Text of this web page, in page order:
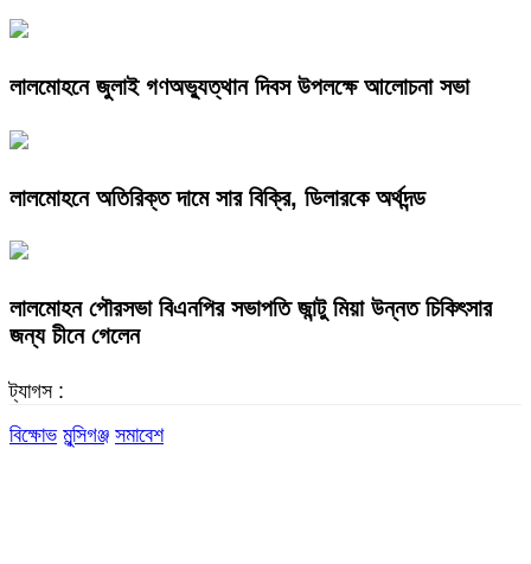
লালমোহনে জুলাই গণঅভ্যুত্থান দিবস উপলক্ষে আলোচনা সভা
লালমোহনে অতিরিক্ত দামে সার বিক্রি, ডিলারকে অর্থদন্ড
লালমোহন পৌরসভা বিএনপির সভাপতি জান্টু মিয়া উন্নত চিকিৎসার
জন্য চীনে গেলেন
ট্যাগস :
বিক্ষোভ মুন্সিগঞ্জ সমাবেশ